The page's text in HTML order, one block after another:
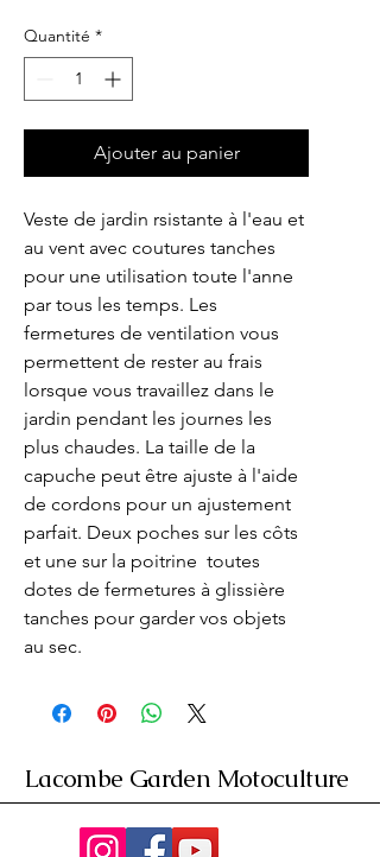
Quantité *
Ajouter au panier
Veste de jardin rsistante à l'eau et
au vent avec coutures tanches
pour une utilisation toute l'anne
par tous les temps. Les
fermetures de ventilation vous
permettent de rester au frais
lorsque vous travaillez dans le
jardin pendant les journes les
plus chaudes. La taille de la
capuche peut être ajuste à l'aide
de cordons pour un ajustement
parfait. Deux poches sur les côts
et une sur la poitrine  toutes
dotes de fermetures à glissière
tanches pour garder vos objets
au sec.
Lacombe Garden Motoculture